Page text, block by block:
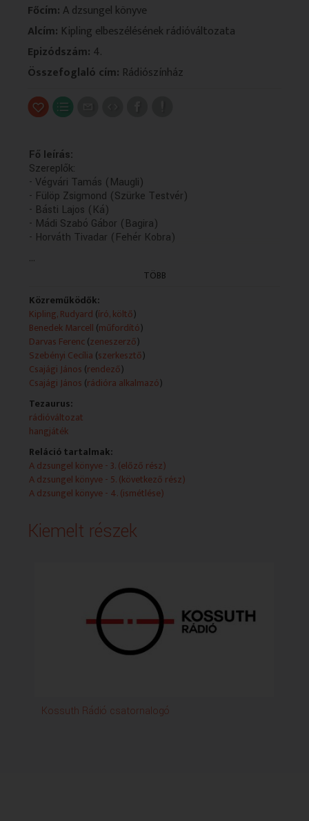
Főcím:A dzsungel könyve
Alcím: Kipling elbeszélésének rádióváltozata
Epizódszám: 4.
Összefoglaló cím: Rádiószínház
Fő leírás:
Szereplők:
- Végvári Tamás (Maugli)
- Fülöp Zsigmond (Szürke Testvér)
- Básti Lajos (Ká)
- Mádi Szabó Gábor (Bagira)
- Horváth Tivadar (Fehér Kobra)
Műsorszolgáltatói ismertető:
Kipling elbeszélésének rádióváltozata
Maugli - Végvári Tamás, Szürke Testvér -
Fülöp Zsigmond, Ká - Básti Lajos, Bagira -
Mádi Szabó Gábor, Fehér Kobra - Horváth Tivadar
Zenéjét szerezte: Darvas Ferenc
Dramaturg: Derera Éva
A felvételt Dobó Katalin és Végh Györgyi
készítette
Rádióra alkalmazta és rendezte: Csajági János (1977)
(6/5. rész: holnap, K.13.06)
(Gyártás dátuma: 1999.04.14 - Első adás: K 1999.06.10
- idöpont: 11.35)
K 1999.06.09 - idöpont: 11.35)
...
TÖBB
Közreműködők:
Kipling, Rudyard (író, költő)
Benedek Marcell (műfordító)
Darvas Ferenc(zeneszerző)
Szebényi Cecília (szerkesztő)
Csajági János (rendező)
Csajági János (rádióra alkalmazó)
Tezaurus:
rádióváltozat
hangjáték
Reláció tartalmak:
A dzsungel könyve - 3. (előző rész)
A dzsungel könyve - 5. (következő rész)
A dzsungel könyve - 4. (ismétlése)
Kiemelt részek
Kossuth Rádió csatornalogó